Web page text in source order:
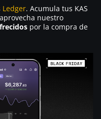
Ledger. Acumula tus KAS
nuestro
por la compra de